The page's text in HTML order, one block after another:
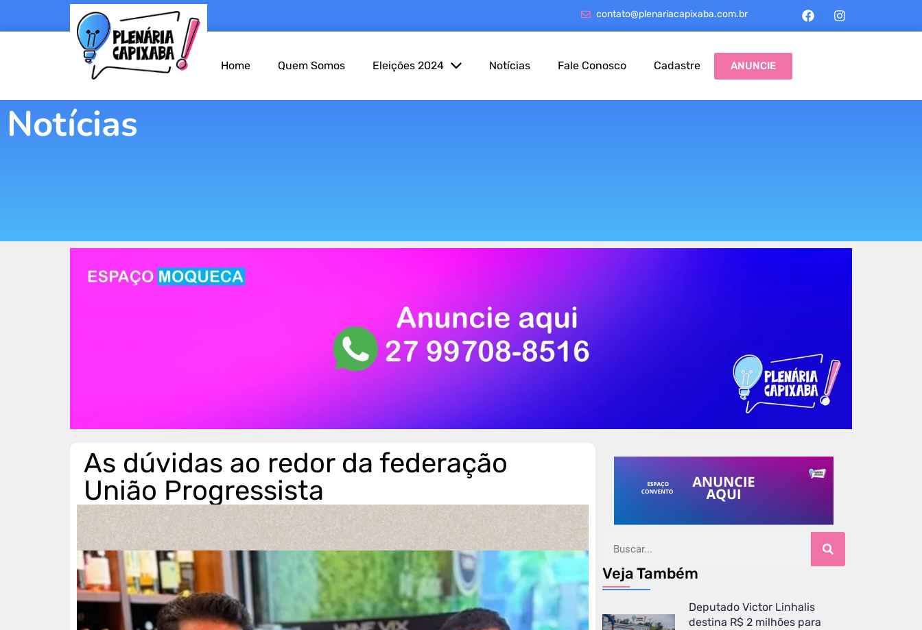
contato@plenariacapixaba.com.br
Home Quem Somos Eleições 2024 Notícias Fale Conosco Cadastre ANUNCIE
Notícias
As dúvidas ao redor da federação
União Progressista
Veja Também
Deputado Victor Linhalis
destina R$ 2 milhões para